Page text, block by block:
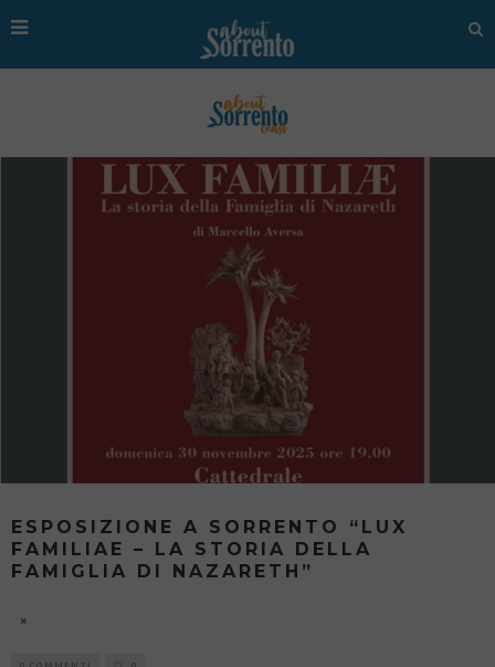
ESPOSIZIONE A SORRENTO “LUX
FAMILIAE – LA STORIA DELLA
FAMIGLIA DI NAZARETH”